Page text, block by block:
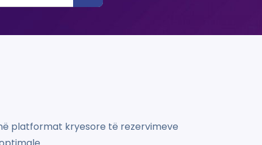
platformat kryesore të rezervimeve